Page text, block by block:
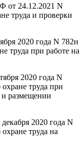
от 24.12.2021 N
труда и проверки
2020 года N 782н
труда при работе на
2020 года N
труда при
и размещении
2020 года N
труда на